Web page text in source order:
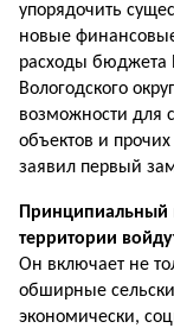
упорядочить
новые
расходы бюджета
Вологодского
возможности для
объектов и
заявил первый
территории
Он включает не
обширные
экономически,